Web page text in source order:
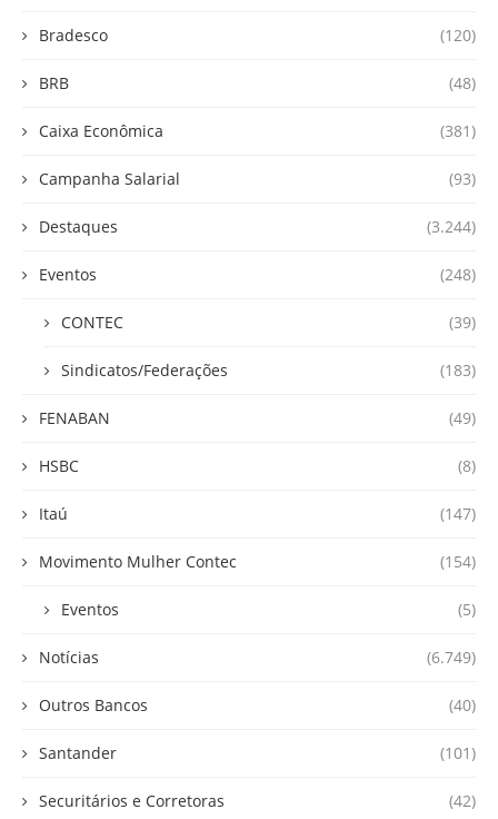
Bradesco (120)
BRB (48)
Caixa Econômica (381)
Campanha Salarial (93)
Destaques (3.244)
Eventos (248)
CONTEC (39)
Sindicatos/Federações (183)
FENABAN (49)
HSBC (8)
Itaú (147)
Movimento Mulher Contec (154)
Eventos (5)
Notícias (6.749)
Outros Bancos (40)
Santander (101)
Securitários e Corretoras (42)